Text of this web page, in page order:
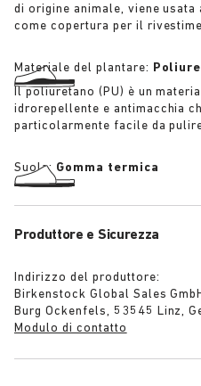
di origine animale, viene
come copertura per il
Materiale del plantare:
Il poliuretano (PU) è un
idrorepellente e antimacchia
particolarmente facile da
Suola: Gomma termica
Produttore e Sicurezza
Indirizzo del produttore:
Birkenstock Global Sales
Burg Ockenfels, 53545 Linz,
Modulo di contatto